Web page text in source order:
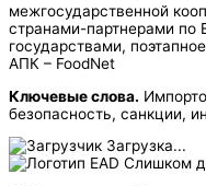
межгосударственной
странами-партнерами
государствами,
АПК – FoodNet
Ключевые слова.
безопасность, санкции,
Загрузка...
Слишком